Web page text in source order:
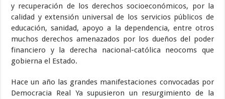
y recuperación de los derechos socioeconómicos, por la
calidad y extensión universal de los servicios públicos de
educación, sanidad, apoyo a la dependencia, entre otros
muchos derechos amenazados por los dueños del poder
financiero y la derecha nacional-católica neocoms que
gobierna el Estado.
Hace un año las grandes manifestaciones convocadas por
Democracia Real Ya supusieron un resurgimiento de la